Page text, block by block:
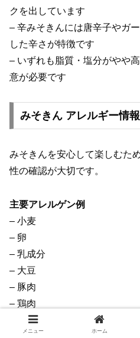
クを出しています
– 辛みそきんには唐辛子やガ
した辛さが特徴です
– いずれも脂質・塩分がやや
意が必要です
みそきん アレルギー情
みそきんを安心して楽しむた
性の確認が大切です。
主要アレルゲン例
– 小麦
– 卵
– 乳成分
– 大豆
– 豚肉
– 鶏肉
– ごま
メニュー ホーム